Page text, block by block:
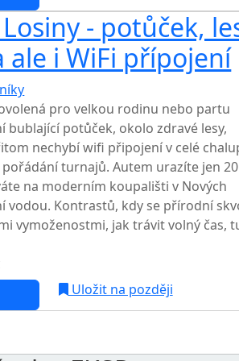
- potůček,
i WiFi přípojení
pro velkou rodinu nebo partu
bublající potůček, okolo zdravé lesy,
nechybí wifi připojení v celé
turnajů. Autem urazíte jen 20
na moderním koupališti v Nových
vodou. Kontrastů, kdy se přírodní
vymoženostmi, jak trávit volný čas,
Uložit na později